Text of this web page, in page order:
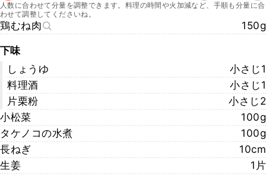
人数に合わせて分量を調整できます。料理の時間や火加減など、手順も分量に合
わせて調整してくださいね。
鶏むね肉 150g
下味
しょうゆ
小さじ1
料理酒
小さじ1
片栗粉
小さじ2
小松菜
100g
タケノコの水煮
100g
長ねぎ
10cm
生姜
1片